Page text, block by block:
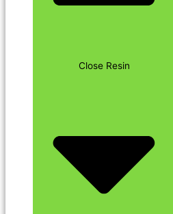
Close Resin